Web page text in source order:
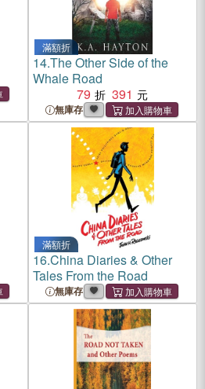
滿額折
14.The Other Side of the
Whale Road
79
391
無庫存
滿額折
16.China Diaries & Other
Tales From the Road
無庫存